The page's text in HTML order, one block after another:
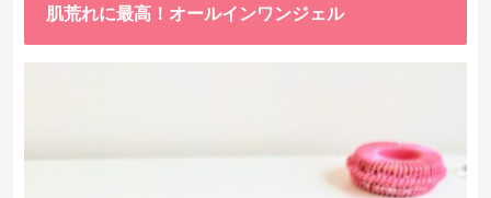
肌荒れに最高！オールインワンジェル